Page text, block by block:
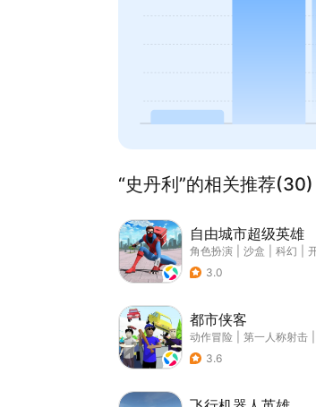
“史丹利”的相关推荐(30)
自由城市超级英雄
角色扮演 沙盒 科幻
3.0
都市侠客
动作冒险 第一人称射击
3.6